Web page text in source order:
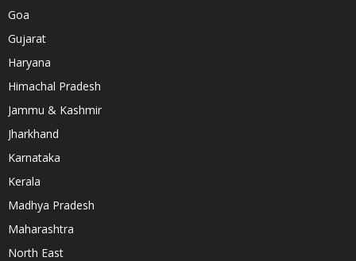
Goa
Gujarat
Haryana
Himachal Pradesh
Jammu & Kashmir
Jharkhand
Karnataka
Kerala
Madhya Pradesh
Maharashtra
North East